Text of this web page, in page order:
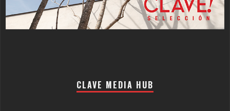
CLAVE MEDIA HUB